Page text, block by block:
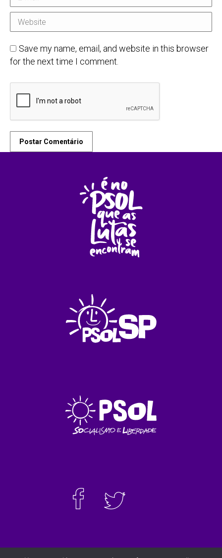
Website
Save my name, email, and website in this browser
for the next time I comment.
Postar Comentário